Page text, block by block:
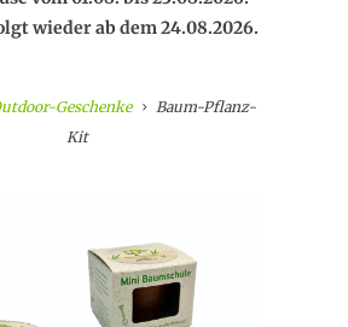
wieder ab dem 24.08.2026.
Geschenke
Baum-Pflanz-
Kit